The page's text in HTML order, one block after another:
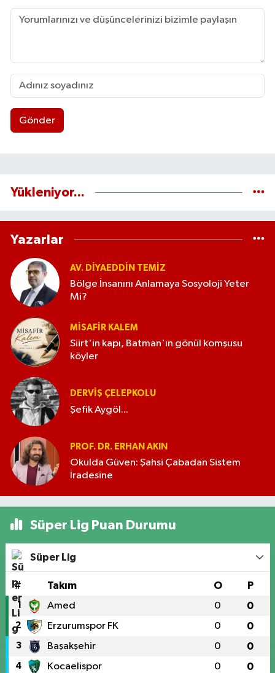
Gönder
Yükleniyor...
Yazarlar
AV. DIYAEDDIN TEMIZ
Bölge İnsanını Anlamaya Sosyoloji Yeter
Mi?
MISAFIR KALEM
Siirt'in kapı, Batman'ın gönül komşusu
köyler
DERVIŞ ÇELEPKOLU
Şefik Aygöl...
PROF. DR. ERHAN AKIN
Okulda Güven: Şahsi Çabadan Sistem
İradesine
Süper Lig Puan Durumu
Süper Lig
# Takım O P
1 Amed 0 0
2 Erzurumspor FK 0 0
3 Başakşehir 0 0
4 Kocaelispor 0 0